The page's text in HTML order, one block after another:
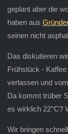
geplant aber die
haben aus
seinen nicht
Das diskutieren
Frühstück -
verlassen und
Da kommt trüber
es wirklich 22°C?
Wir bringen